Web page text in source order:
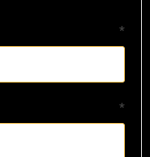
*
*